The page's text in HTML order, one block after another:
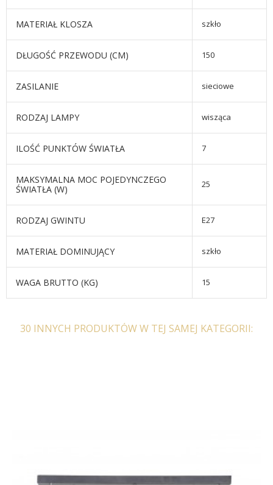
MATERIAŁ KLOSZA szkło
DŁUGOŚĆ PRZEWODU (CM) 150
ZASILANIE sieciowe
RODZAJ LAMPY wisząca
ILOŚĆ PUNKTÓW ŚWIATŁA 7
MAKSYMALNA MOC POJEDYNCZEGO
ŚWIATŁA (W)
25
RODZAJ GWINTU E27
MATERIAŁ DOMINUJĄCY szkło
WAGA BRUTTO (KG) 15
30 INNYCH PRODUKTÓW W TEJ SAMEJ KATEGORII: